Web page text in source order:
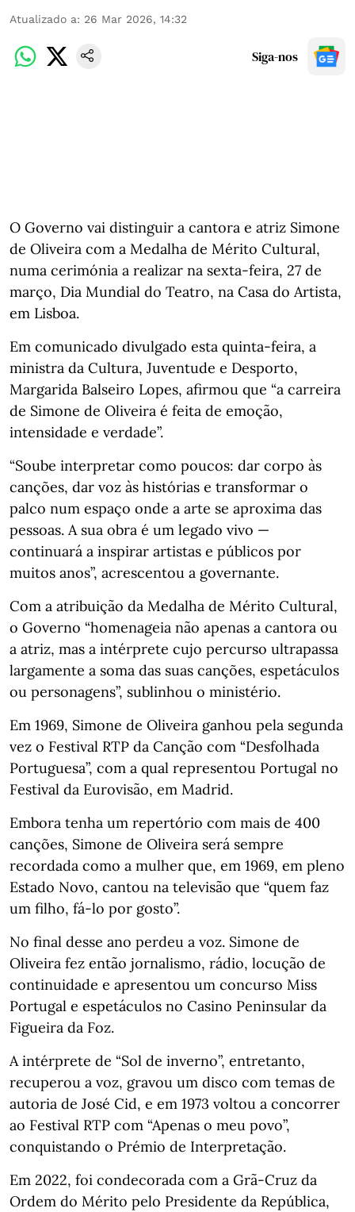
Atualizado a: 26 Mar 2026, 14:32
Siga-nos
O Governo vai distinguir a cantora e atriz Simone
de Oliveira com a Medalha de Mérito Cultural,
numa cerimónia a realizar na sexta-feira, 27 de
março, Dia Mundial do Teatro, na Casa do Artista,
em Lisboa.
Em comunicado divulgado esta quinta-feira, a
ministra da Cultura, Juventude e Desporto,
Margarida Balseiro Lopes, afirmou que “a carreira
de Simone de Oliveira é feita de emoção,
intensidade e verdade”.
“Soube interpretar como poucos: dar corpo às
canções, dar voz às histórias e transformar o
palco num espaço onde a arte se aproxima das
pessoas. A sua obra é um legado vivo —
continuará a inspirar artistas e públicos por
muitos anos”, acrescentou a governante.
Com a atribuição da Medalha de Mérito Cultural,
o Governo “homenageia não apenas a cantora ou
a atriz, mas a intérprete cujo percurso ultrapassa
largamente a soma das suas canções, espetáculos
ou personagens”, sublinhou o ministério.
Em 1969, Simone de Oliveira ganhou pela segunda
vez o Festival RTP da Canção com “Desfolhada
Portuguesa”, com a qual representou Portugal no
Festival da Eurovisão, em Madrid.
Embora tenha um repertório com mais de 400
canções, Simone de Oliveira será sempre
recordada como a mulher que, em 1969, em pleno
Estado Novo, cantou na televisão que “quem faz
um filho, fá-lo por gosto”.
No final desse ano perdeu a voz. Simone de
Oliveira fez então jornalismo, rádio, locução de
continuidade e apresentou um concurso Miss
Portugal e espetáculos no Casino Peninsular da
Figueira da Foz.
A intérprete de “Sol de inverno”, entretanto,
recuperou a voz, gravou um disco com temas de
autoria de José Cid, e em 1973 voltou a concorrer
ao Festival RTP com “Apenas o meu povo”,
conquistando o Prémio de Interpretação.
Em 2022, foi condecorada com a Grã-Cruz da
Ordem do Mérito pelo Presidente da República,